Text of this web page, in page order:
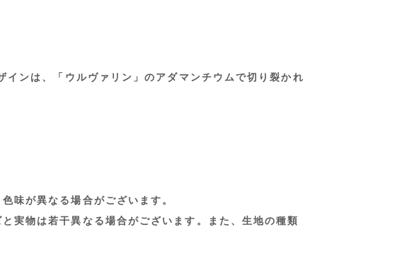
ンは、「ウルヴァリン」のアダマンチウムで切り裂かれ
味が異なる場合がございます。
実物は若干異なる場合がございます。また、生地の種類